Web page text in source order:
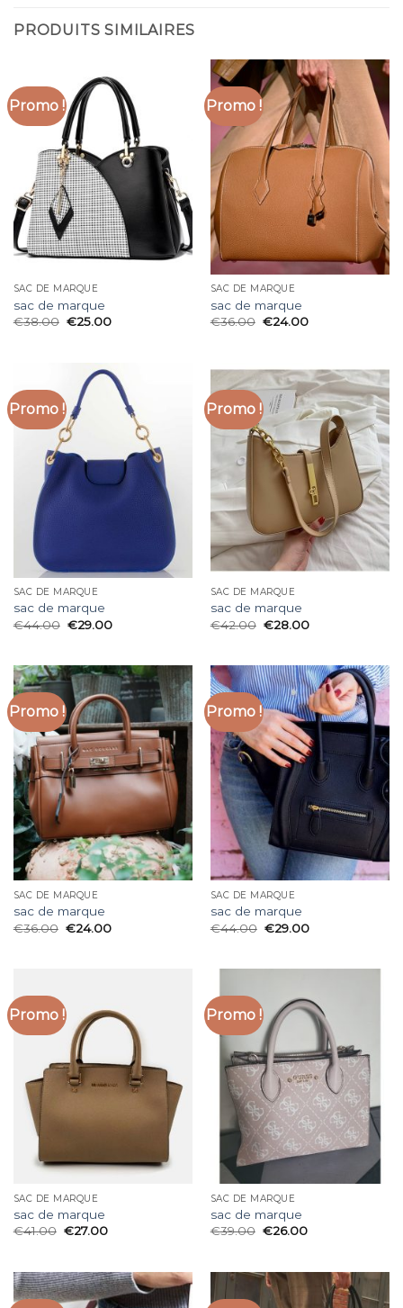
PRODUITS SIMILAIRES
Promo !
SAC DE MARQUE
sac de marque
€38.00 €25.00
Promo !
SAC DE MARQUE
sac de marque
€36.00 €24.00
Promo !
SAC DE MARQUE
sac de marque
€44.00 €29.00
Promo !
SAC DE MARQUE
sac de marque
€42.00 €28.00
Promo !
SAC DE MARQUE
sac de marque
€36.00 €24.00
Promo !
SAC DE MARQUE
sac de marque
€44.00 €29.00
Promo !
SAC DE MARQUE
sac de marque
€41.00 €27.00
Promo !
SAC DE MARQUE
sac de marque
€39.00 €26.00